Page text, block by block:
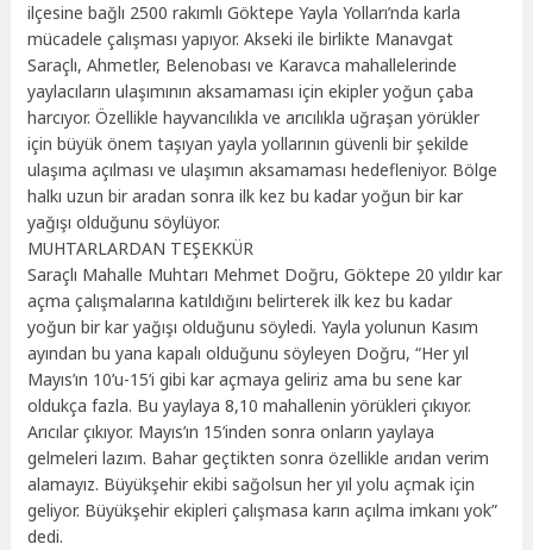
ilçesine bağlı 2500 rakımlı Göktepe Yayla Yolları’nda karla
mücadele çalışması yapıyor. Akseki ile birlikte Manavgat
Saraçlı, Ahmetler, Belenobası ve Karavca mahallelerinde
yaylacıların ulaşımının aksamaması için ekipler yoğun çaba
harcıyor. Özellikle hayvancılıkla ve arıcılıkla uğraşan yörükler
için büyük önem taşıyan yayla yollarının güvenli bir şekilde
ulaşıma açılması ve ulaşımın aksamaması hedefleniyor. Bölge
halkı uzun bir aradan sonra ilk kez bu kadar yoğun bir kar
yağışı olduğunu söylüyor.
MUHTARLARDAN TEŞEKKÜR
Saraçlı Mahalle Muhtarı Mehmet Doğru, Göktepe 20 yıldır kar
açma çalışmalarına katıldığını belirterek ilk kez bu kadar
yoğun bir kar yağışı olduğunu söyledi. Yayla yolunun Kasım
ayından bu yana kapalı olduğunu söyleyen Doğru, “Her yıl
Mayıs’ın 10’u-15’i gibi kar açmaya geliriz ama bu sene kar
oldukça fazla. Bu yaylaya 8,10 mahallenin yörükleri çıkıyor.
Arıcılar çıkıyor. Mayıs’ın 15’inden sonra onların yaylaya
gelmeleri lazım. Bahar geçtikten sonra özellikle arıdan verim
alamayız. Büyükşehir ekibi sağolsun her yıl yolu açmak için
geliyor. Büyükşehir ekipleri çalışmasa karın açılma imkanı yok”
dedi.